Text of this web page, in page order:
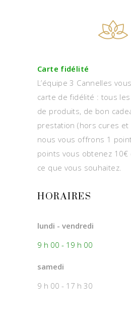
Carte fidélité
L’équipe 3 Cannelles
carte de fidélité : tous
de produits, de bon
prestation (hors cures et
nous vous offrons 1
points vous obtenez
ce que vous souhaitez.
HORAIRES
lundi - vendredi
9 h 00 - 19 h 00
samedi
9 h 00 - 17 h 30